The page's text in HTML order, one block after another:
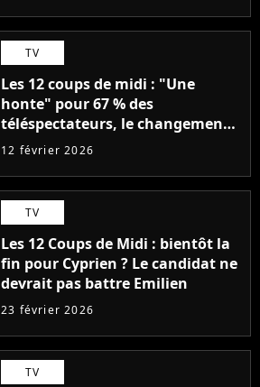
TV
Les 12 coups de midi : "Une
honte" pour 67 % des
téléspectateurs, le changement
de règle irrite, et Emilien est
12 février 2026
TV
Les 12 Coups de Midi : bientôt la
fin pour Cyprien ? Le candidat ne
devrait pas battre Emilien
23 février 2026
TV